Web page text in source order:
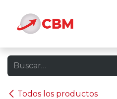
Todos los productos